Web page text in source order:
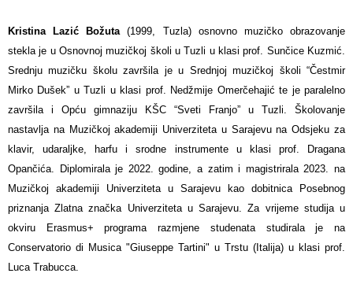
Kristina Lazić Božuta
(1999, Tuzla) osnovno muzičko obrazovanje
stekla je u Osnovnoj muzičkoj školi u Tuzli u klasi prof. Sunčice Kuzmić.
Srednju muzičku školu završila je u Srednjoj muzičkoj školi “Čestmir
Mirko Dušek” u Tuzli u klasi prof. Nedžmije Omerčehajić te je paralelno
završila i Opću gimnaziju KŠC “Sveti Franjo” u Tuzli. Školovanje
nastavlja na Muzičkoj akademiji Univerziteta u Sarajevu na Odsjeku za
klavir, udaraljke, harfu i srodne instrumente u klasi prof. Dragana
Opančića. Diplomirala je 2022. godine, a zatim i magistrirala 2023. na
Muzičkoj akademiji Univerziteta u Sarajevu kao dobitnica Posebnog
priznanja Zlatna značka Univerziteta u Sarajevu. Za vrijeme studija u
okviru Erasmus+ programa razmjene studenata studirala je na
Conservatorio di Musica "Giuseppe Tartini" u Trstu (Italija) u klasi prof.
Luca Trabucca.